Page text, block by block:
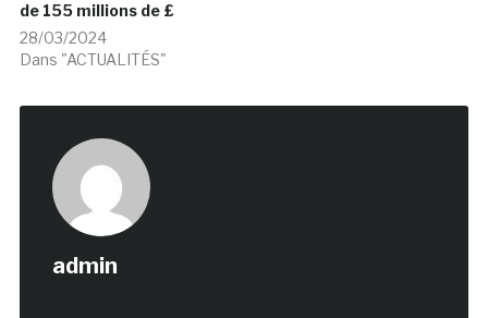
de 155 millions de £
28/03/2024
Dans "ACTUALITÉS"
admin